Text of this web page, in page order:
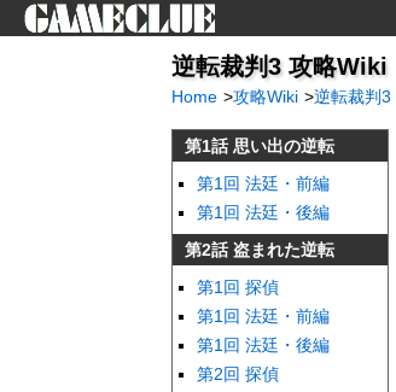
逆転裁判3 攻略Wiki
Home >攻略Wiki >逆転裁判3
第1話 思い出の逆転
第1回 法廷・前編
第1回 法廷・後編
第2話 盗まれた逆転
第1回 探偵
第1回 法廷・前編
第1回 法廷・後編
第2回 探偵